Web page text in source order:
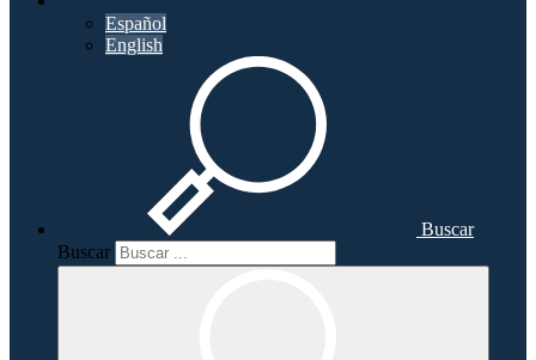
Español
English
Buscar
Buscar